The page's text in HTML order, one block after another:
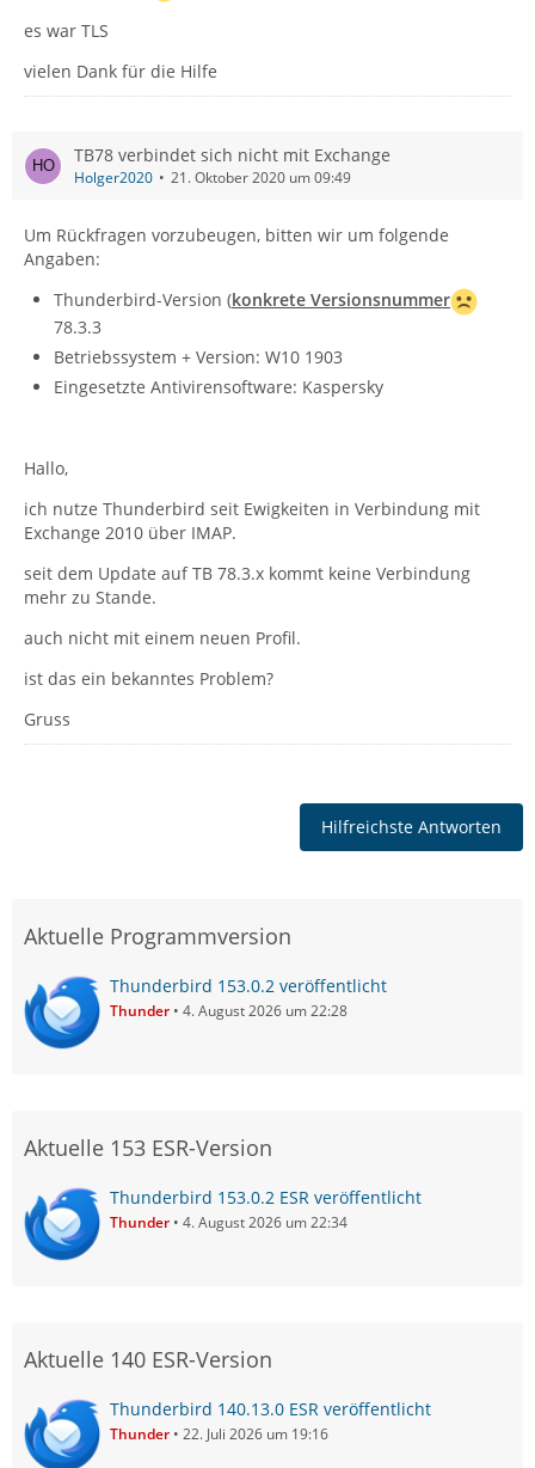
es war TLS
vielen Dank für die Hilfe
TB78 verbindet sich nicht mit Exchange
Holger2020 21. Oktober 2020 um 09:49
Um Rückfragen vorzubeugen, bitten wir um folgende
Angaben:
Thunderbird-Version (konkrete Versionsnummer
78.3.3
Betriebssystem + Version: W10 1903
Eingesetzte Antivirensoftware: Kaspersky
Hallo,
ich nutze Thunderbird seit Ewigkeiten in Verbindung mit
Exchange 2010 über IMAP.
seit dem Update auf TB 78.3.x kommt keine Verbindung
mehr zu Stande.
auch nicht mit einem neuen Profil.
ist das ein bekanntes Problem?
Gruss
Hilfreichste Antworten
Aktuelle Programmversion
Thunderbird 153.0.2 veröffentlicht
Thunder 4. August 2026 um 22:28
Aktuelle 153 ESR-Version
Thunderbird 153.0.2 ESR veröffentlicht
Thunder 4. August 2026 um 22:34
Aktuelle 140 ESR-Version
Thunderbird 140.13.0 ESR veröffentlicht
Thunder 22. Juli 2026 um 19:16